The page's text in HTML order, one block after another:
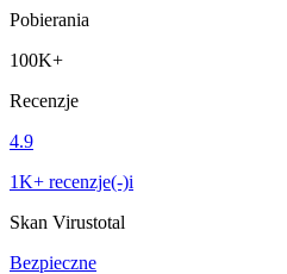
Pobierania
100K+
Recenzje
4.9
1K+ recenzje(-)i
Skan Virustotal
Bezpieczne